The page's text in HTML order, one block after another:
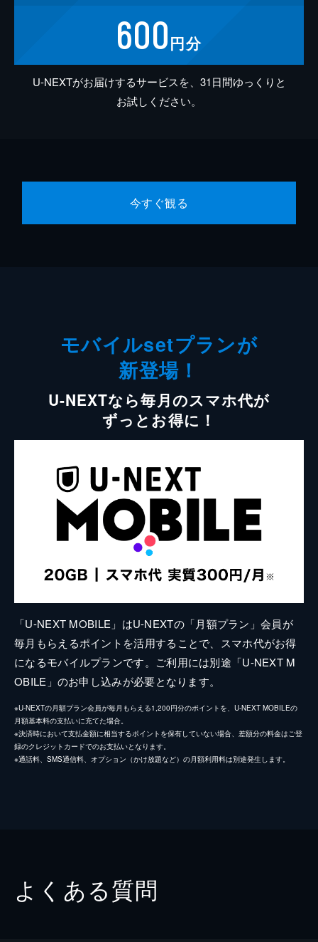
600円分
U-NEXTがお届けするサービスを、31日間ゆっくりと
お試しください。
今すぐ観る
モバイルsetプランが
新登場！
U-NEXTなら毎月のスマホ代が
ずっとお得に！
「U-NEXT MOBILE」はU-NEXTの「月額プラン」会員が
毎月もらえるポイントを活用することで、スマホ代がお得
になるモバイルプランです。ご利用には別途「U-NEXT M
OBILE」のお申し込みが必要となります。
※U-NEXTの月額プラン会員が毎月もらえる1,200円分のポイントを、U-NEXT MOBILEの
月額基本料の支払いに充てた場合。
※決済時において支払金額に相当するポイントを保有していない場合、差額分の料金はご登
録のクレジットカードでのお支払いとなります。
※通話料、SMS通信料、オプション（かけ放題など）の月額利用料は別途発生します。
よくある質問